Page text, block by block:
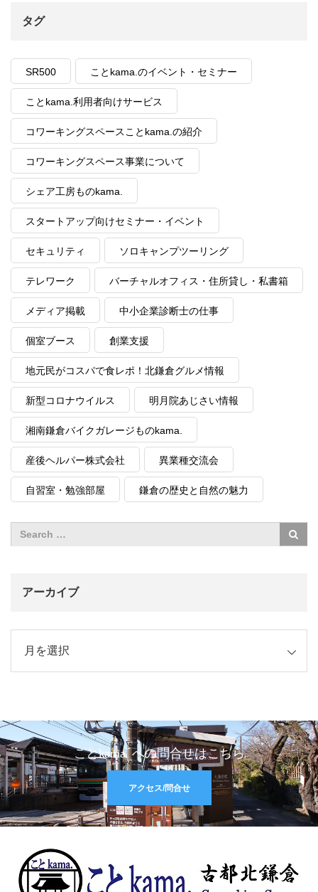
タグ
SR500 ことkama.のイベント・セミナー
ことkama.利用者向けサービス
コワーキングスペースことkama.の紹介
コワーキングスペース事業について
シェア工房ものkama.
スタートアップ向けセミナー・イベント
セキュリティ ソロキャンプツーリング
テレワーク バーチャルオフィス・住所貸し・私書箱
メディア掲載 中小企業診断士の仕事
個室ブース 創業支援
地元民がコスパで食レポ！北鎌倉グルメ情報
新型コロナウイルス 明月院あじさい情報
湘南鎌倉バイクガレージものkama.
産後ヘルパー株式会社 異業種交流会
自習室・勉強部屋 鎌倉の歴史と自然の魅力
アーカイブ
ことkama. への問合せはこちら
アクセス/問合せ